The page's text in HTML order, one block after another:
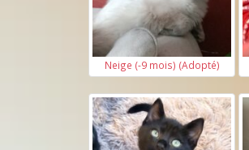
Neige (-9 mois) (Adopté)